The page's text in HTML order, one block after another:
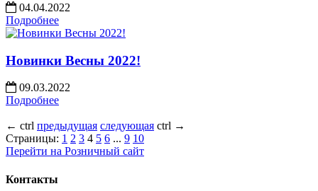
04.04.2022
Подробнее
Новинки Весны 2022!
09.03.2022
Подробнее
← ctrl предыдущая следующая ctrl →
Страницы: 1 2 3 4 5 6 ... 9 10
Перейти на Розничный сайт
Контакты